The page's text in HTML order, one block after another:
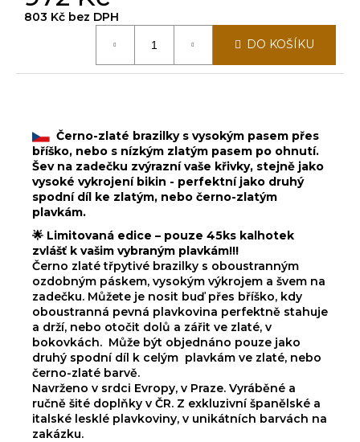
803 Kč bez DPH
DO KOŠÍKU
Černo-zlaté brazilky s vysokým pasem přes
bříško, nebo s nízkým zlatým pasem po ohnutí.
Šev na zadečku zvýrazní vaše křivky, stejně jako
vysoké vykrojení bikin - perfektní jako druhý
spodní díl ke zlatým, nebo černo-zlatým
plavkám.
🌟 Limitovaná edice – pouze 45ks kalhotek
zvlášť k vašim vybraným plavkám!!!
Černo zlaté třpytivé brazilky s oboustranným
ozdobným páskem, vysokým výkrojem a švem na
zadečku. Můžete je nosit buď přes bříško, kdy
oboustranná pevná plavkovina perfektně stahuje
a drží, nebo otočit dolů a zářit ve zlaté, v
bokovkách. Může být objednáno pouze jako
druhý spodní díl k celým plavkám ve zlaté, nebo
černo-zlaté barvě.
Navrženo v srdci Evropy, v Praze. Vyráběné a
ručně šité doplňky v ČR. Z exkluzivní španělské a
italské lesklé plavkoviny, v unikátních barvách na
zakázku.